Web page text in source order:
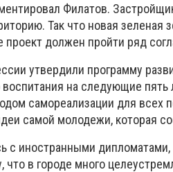
Филатов.
Так что новая зеленая
проект должен пройти ряд
утвердили программу
воспитания на следующие
самореализации для всех
самой молодежи, которая
с иностранными
что в городе много